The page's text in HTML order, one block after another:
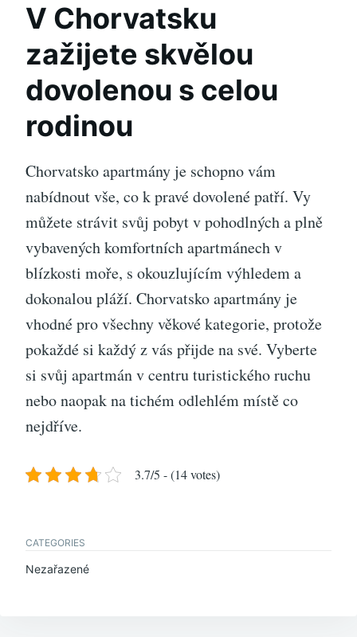
V Chorvatsku
zažijete skvělou
dovolenou s celou
rodinou
Chorvatsko apartmány je schopno vám
nabídnout vše, co k pravé dovolené patří. Vy
můžete strávit svůj pobyt v pohodlných a plně
vybavených komfortních apartmánech v
blízkosti moře, s okouzlujícím výhledem a
dokonalou pláží. Chorvatsko apartmány je
vhodné pro všechny věkové kategorie, protože
pokaždé si každý z vás přijde na své. Vyberte
si svůj apartmán v centru turistického ruchu
nebo naopak na tichém odlehlém místě co
nejdříve.
3.7/5 - (14 votes)
CATEGORIES
Nezařazené